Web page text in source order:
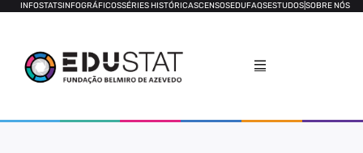
INFOSTATSINFOGRÁFICOSSÉRIES HISTÓRICASCENSOSEDUFAQSESTUDOSSOBRE NÓS